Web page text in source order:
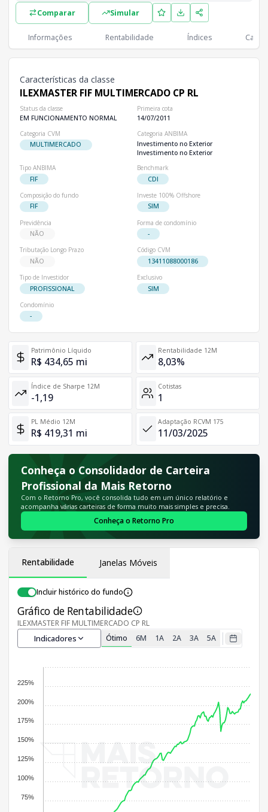
Lista completa de classes e subclasses disponíveis, incluindo
Classes
PLCotistas
Classe
ILEXMASTER FIF MULTIMERCADO CP RL R$ 434,65 mi
Comparar Simular
Informações Rentabilidade Índices
Características da classe
ILEXMASTER FIF MULTIMERCADO CP RL
Status da classe
EM FUNCIONAMENTO NORMAL
Primeira cota
14/07/2011
Categoria CVM
MULTIMERCADO
Categoria ANBIMA
Investimento no Exterior
Investimento no Exterior
Tipo ANBIMA
FIF
Benchmark
CDI
Composição do fundo
FIF
Investe 100% Offshore
SIM
Previdência
NÃO
Forma de condomínio
-
Tributação Longo Prazo
NÃO
Código CVM
13411088000186
Tipo de Investidor
PROFISSIONAL
Exclusivo
SIM
Condomínio
-
Patrimônio Líquido
R$ 434,65 mi
Rentabilidade 12M
8,03%
Índice de Sharpe 12M
-1,19
Cotistas
1
PL Médio 12M
R$ 419,31 mi
Adaptação RCVM 175
11/03/2025
Conheça o Consolidador de Carteira
Profissional da Mais Retorno
Com o Retorno Pro, você consolida tudo em um único relatório e
acompanha várias carteiras de forma muito mais simples e precisa.
Conheça o Retorno Pro
Rentabilidade Janelas Móveis
Incluir histórico do fundo
Gráfico de Rentabilidade
ILEXMASTER FIF MULTIMERCADO CP RL
Indicadores Ótimo 6M 1A 2A 3A 5A
75%
100%
125%
150%
175%
200%
225%